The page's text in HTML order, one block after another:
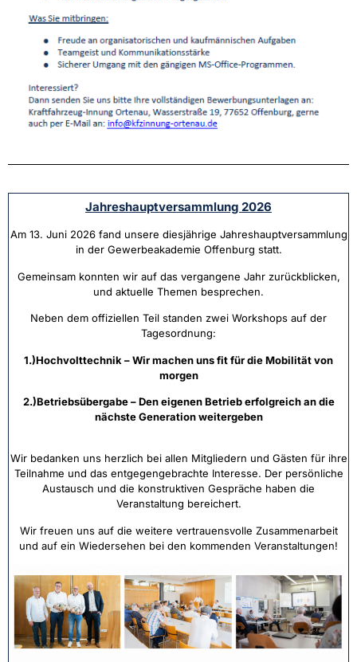
Jahreshauptversammlung 2026
Am 13. Juni 2026 fand unsere diesjährige Jahreshauptversammlung
in der Gewerbeakademie Offenburg statt.
Gemeinsam konnten wir auf das vergangene Jahr zurückblicken,
und aktuelle Themen besprechen.
Neben dem offiziellen Teil standen zwei Workshops auf der
Tagesordnung:
1.)Hochvolttechnik – Wir machen uns fit für die Mobilität von
morgen
2.)Betriebsübergabe – Den eigenen Betrieb erfolgreich an die
nächste Generation weitergeben
Wir bedanken uns herzlich bei allen Mitgliedern und Gästen für ihre
Teilnahme und das entgegengebrachte Interesse. Der persönliche
Austausch und die konstruktiven Gespräche haben die
Veranstaltung bereichert.
Wir freuen uns auf die weitere vertrauensvolle Zusammenarbeit
und auf ein Wiedersehen bei den kommenden Veranstaltungen!